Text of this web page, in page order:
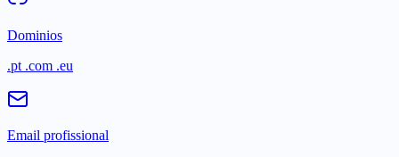
Dominios
.pt .com .eu
Email profissional